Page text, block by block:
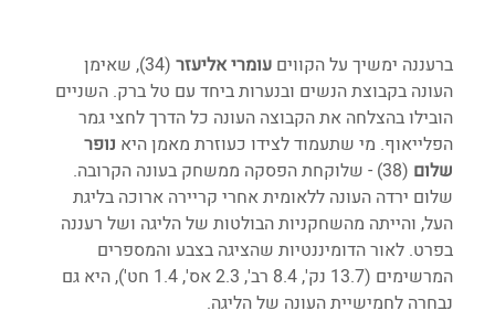
ברעננה ימשיך על הקווים עומרי אליעזר
(34), שאימן
העונה בקבוצת הנשים ובנערות ביחד עם טל ברק. השניים
הובילו בהצלחה את הקבוצה העונה כל הדרך לחצי גמר
הפלייאוף. מי שתעמוד לצידו כעוזרת מאמן היא נופר
שלום
(38) - שלוקחת הפסקה ממשחק בעונה הקרובה.
שלום ירדה העונה ללאומית אחרי קריירה ארוכה בליגת
העל, והייתה מהשחקניות הבולטות של הליגה ושל רעננה
בפרט. לאור הדומיננטיות שהציגה בצבע והמספרים
המרשימים (
13.7 נק', 8.4 רב', 2.3 אס', 1.4 חט'), היא גם
נבחרה לחמישיית העונה של הליגה.